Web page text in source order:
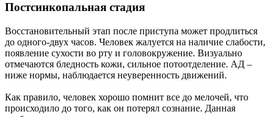
Постсинкопальная стадия
Восстановительный этап после приступа может продлиться
до одного-двух часов. Человек жалуется на наличие слабости,
появление сухости во рту и головокружение. Визуально
отмечаются бледность кожи, сильное потоотделение. АД –
ниже нормы, наблюдается неуверенность движений.
Как правило, человек хорошо помнит все до мелочей, что
происходило до того, как он потерял сознание. Данная